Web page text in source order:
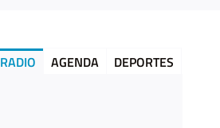
RADIO AGENDA DEPORTES